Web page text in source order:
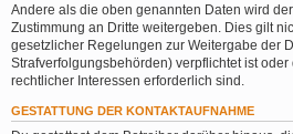
Andere als die oben genannten Daten wird
Zustimmung an Dritte weitergeben. Dies gilt
gesetzlicher Regelungen zur Weitergabe der
Strafverfolgungsbehörden) verpflichtet ist
rechtlicher Interessen erforderlich sind.
GESTATTUNG DER KONTAKTAUFNAHME